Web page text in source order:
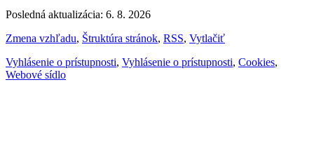
Posledná aktualizácia: 6. 8. 2026
Zmena vzhľadu, Štruktúra stránok, RSS, Vytlačiť
Vyhlásenie o prístupnosti, Vyhlásenie o prístupnosti, Cookies,
Webové sídlo